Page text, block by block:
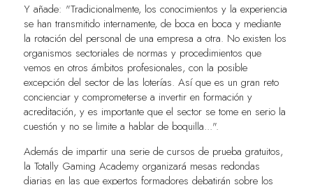
Y añade: "Tradicionalmente, los conocimientos y la experiencia
se han transmitido internamente, de boca en boca y mediante
la rotación del personal de una empresa a otra. No existen los
organismos sectoriales de normas y procedimientos que
vemos en otros ámbitos profesionales, con la posible
excepción del sector de las loterías. Así que es un gran reto
concienciar y comprometerse a invertir en formación y
acreditación, y es importante que el sector se tome en serio la
cuestión y no se limite a hablar de boquilla...".
Además de impartir una serie de cursos de prueba gratuitos,
la Totally Gaming Academy organizará mesas redondas
diarias en las que expertos formadores debatirán sobre los